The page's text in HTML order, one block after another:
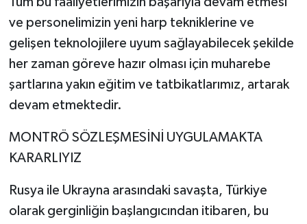
ve personelimizin yeni harp tekniklerine ve
gelişen teknolojilere uyum sağlayabilecek şekilde
her zaman göreve hazır olması için muharebe
şartlarına yakın eğitim ve tatbikatlarımız, artarak
devam etmektedir.
MONTRÖ SÖZLEŞMESİNİ UYGULAMAKTA
KARARLIYIZ
Rusya ile Ukrayna arasındaki savaşta, Türkiye
olarak gerginliğin başlangıcından itibaren, bu